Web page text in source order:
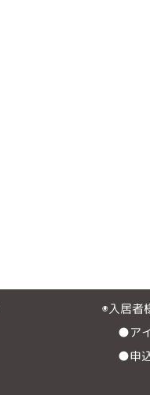
◉入居者
●ア
●申